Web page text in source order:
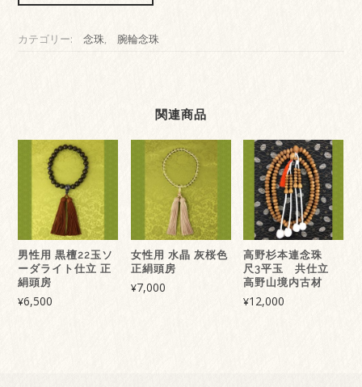
珠
カテゴリー: 念珠, 腕輪念珠
関連商品
男性用 黒檀22玉ソ
ーダライト仕立 正
絹頭房
¥6,500
女性用 水晶 灰桜色
正絹頭房
¥7,000
高野杉本連念珠
尺3平玉 共仕立
高野山境内古材
¥12,000